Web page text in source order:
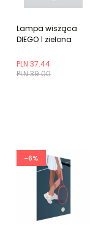
PLN 39.00
PLN 37.44
Lampa wisząca
DIEGO 1 zielona
-6%